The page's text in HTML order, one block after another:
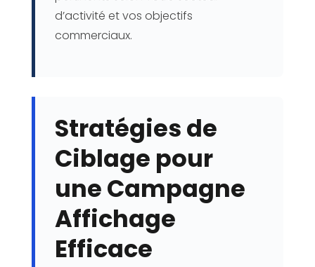
d’activité et vos objectifs
commerciaux.
Stratégies de
Ciblage pour
une Campagne
Affichage
Efficace